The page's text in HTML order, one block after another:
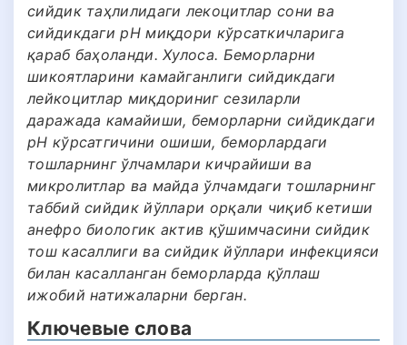
сийдик таҳлилидаги лекоцитлар сони ва
сийдикдаги pH миқдори кўрсаткичларига
қараб баҳоланди. Хулоса. Беморларни
шикоятларини камайганлиги сийдикдаги
лейкоцитлар миқдориниг сезиларли
даражада камайиши, беморларни сийдикдаги
pH кўрсатгичини ошиши, беморлардаги
тошларнинг ўлчамлари кичрайиши ва
микролитлар ва майда ўлчамдаги тошларнинг
таббий сийдик йўллари орқали чиқиб кетиши
анефро биологик актив қўшимчасини сийдик
тош касаллиги ва сийдик йўллари инфекцияси
билан касалланган беморларда қўллаш
ижобий натижаларни берган.
Ключевые слова